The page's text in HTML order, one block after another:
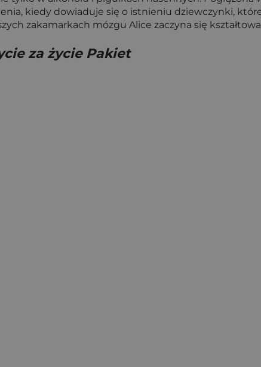
kiedy dowiaduje się o istnieniu dziewczynki,
zakamarkach mózgu Alice zaczyna się
za życie Pakiet